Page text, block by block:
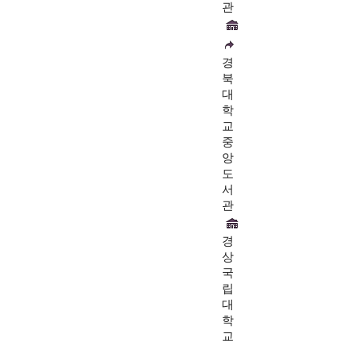
관
경
북
대
학
교
중
앙
도
서
관
경
상
국
립
대
학
교